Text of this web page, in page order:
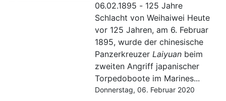
06.02.1895 - 125 Jahre
Schlacht von Weihaiwei Heute
vor 125 Jahren, am 6. Februar
1895, wurde der chinesische
Panzerkreuzer Laiyuan beim
zweiten Angriff japanischer
Torpedoboote im Marines...
Donnerstag, 06. Februar 2020